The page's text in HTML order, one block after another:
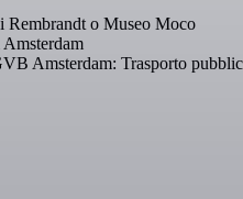
Rembrandt o Museo Moco
Amsterdam: Trasporto